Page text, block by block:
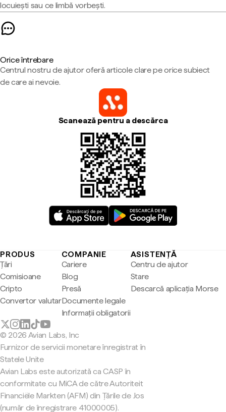
locuiești sau ce limbă vorbești.
Orice întrebare
Centrul nostru de ajutor oferă articole clare pe orice subiect
de care ai nevoie.
Scanează pentru a descărca
PRODUS
Țări
Comisioane
Cripto
Convertor valutar
COMPANIE
Cariere
Blog
Presă
Documente legale
Informații obligatorii
ASISTENȚĂ
Centru de ajutor
Stare
Descarcă aplicația Morse
© 2026 Avian Labs, Inc
Furnizor de servicii monetare înregistrat în
Statele Unite
Avian Labs este autorizată ca CASP în
conformitate cu MiCA de către Autoriteit
Financiële Markten (AFM) din Țările de Jos
(număr de înregistrare 41000005).